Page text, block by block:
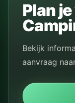
Plan
Bekijk
aanvraag